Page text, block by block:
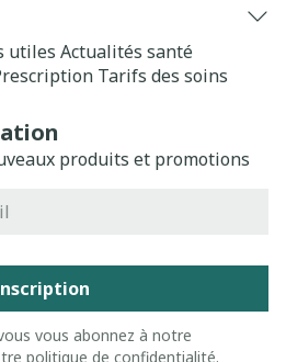
utiles Actualités santé
Tarifs des soins
produits et promotions
vous abonnez à notre
politique de confidentialité.